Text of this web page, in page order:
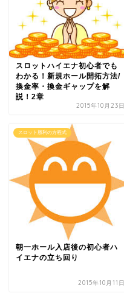
スロットハイエナ初心者でも
わかる！新規ホール開拓方法/
換金率・換金ギャップを解
説！2章
2015年10月23日
スロット勝利の方程式
朝一ホール入店後の初心者ハ
イエナの立ち回り
2015年10月11日